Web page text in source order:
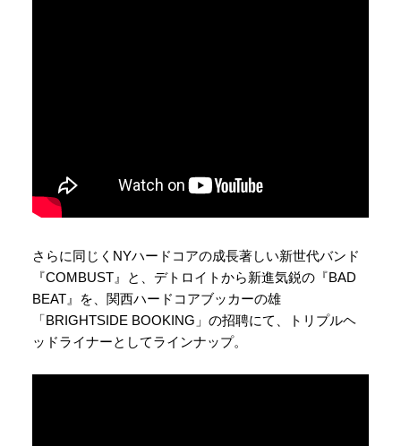
さらに同じくNYハードコアの成長著しい新世代バンド
『COMBUST』と、デトロイトから新進気鋭の『BAD
BEAT』を、関西ハードコアブッカーの雄
「BRIGHTSIDE BOOKING」の招聘にて、トリプルヘ
ッドライナーとしてラインナップ。